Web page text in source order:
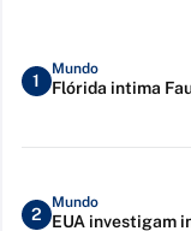
1
Mundo
Flórida intima
2
Mundo
EUA investigam